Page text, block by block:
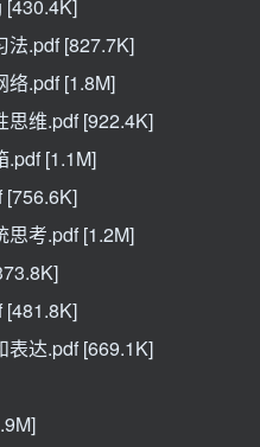
.pdf [827.7K]
.pdf [1.8M]
维.pdf [922.4K]
[1.1M]
考.pdf [1.2M]
达.pdf [669.1K]